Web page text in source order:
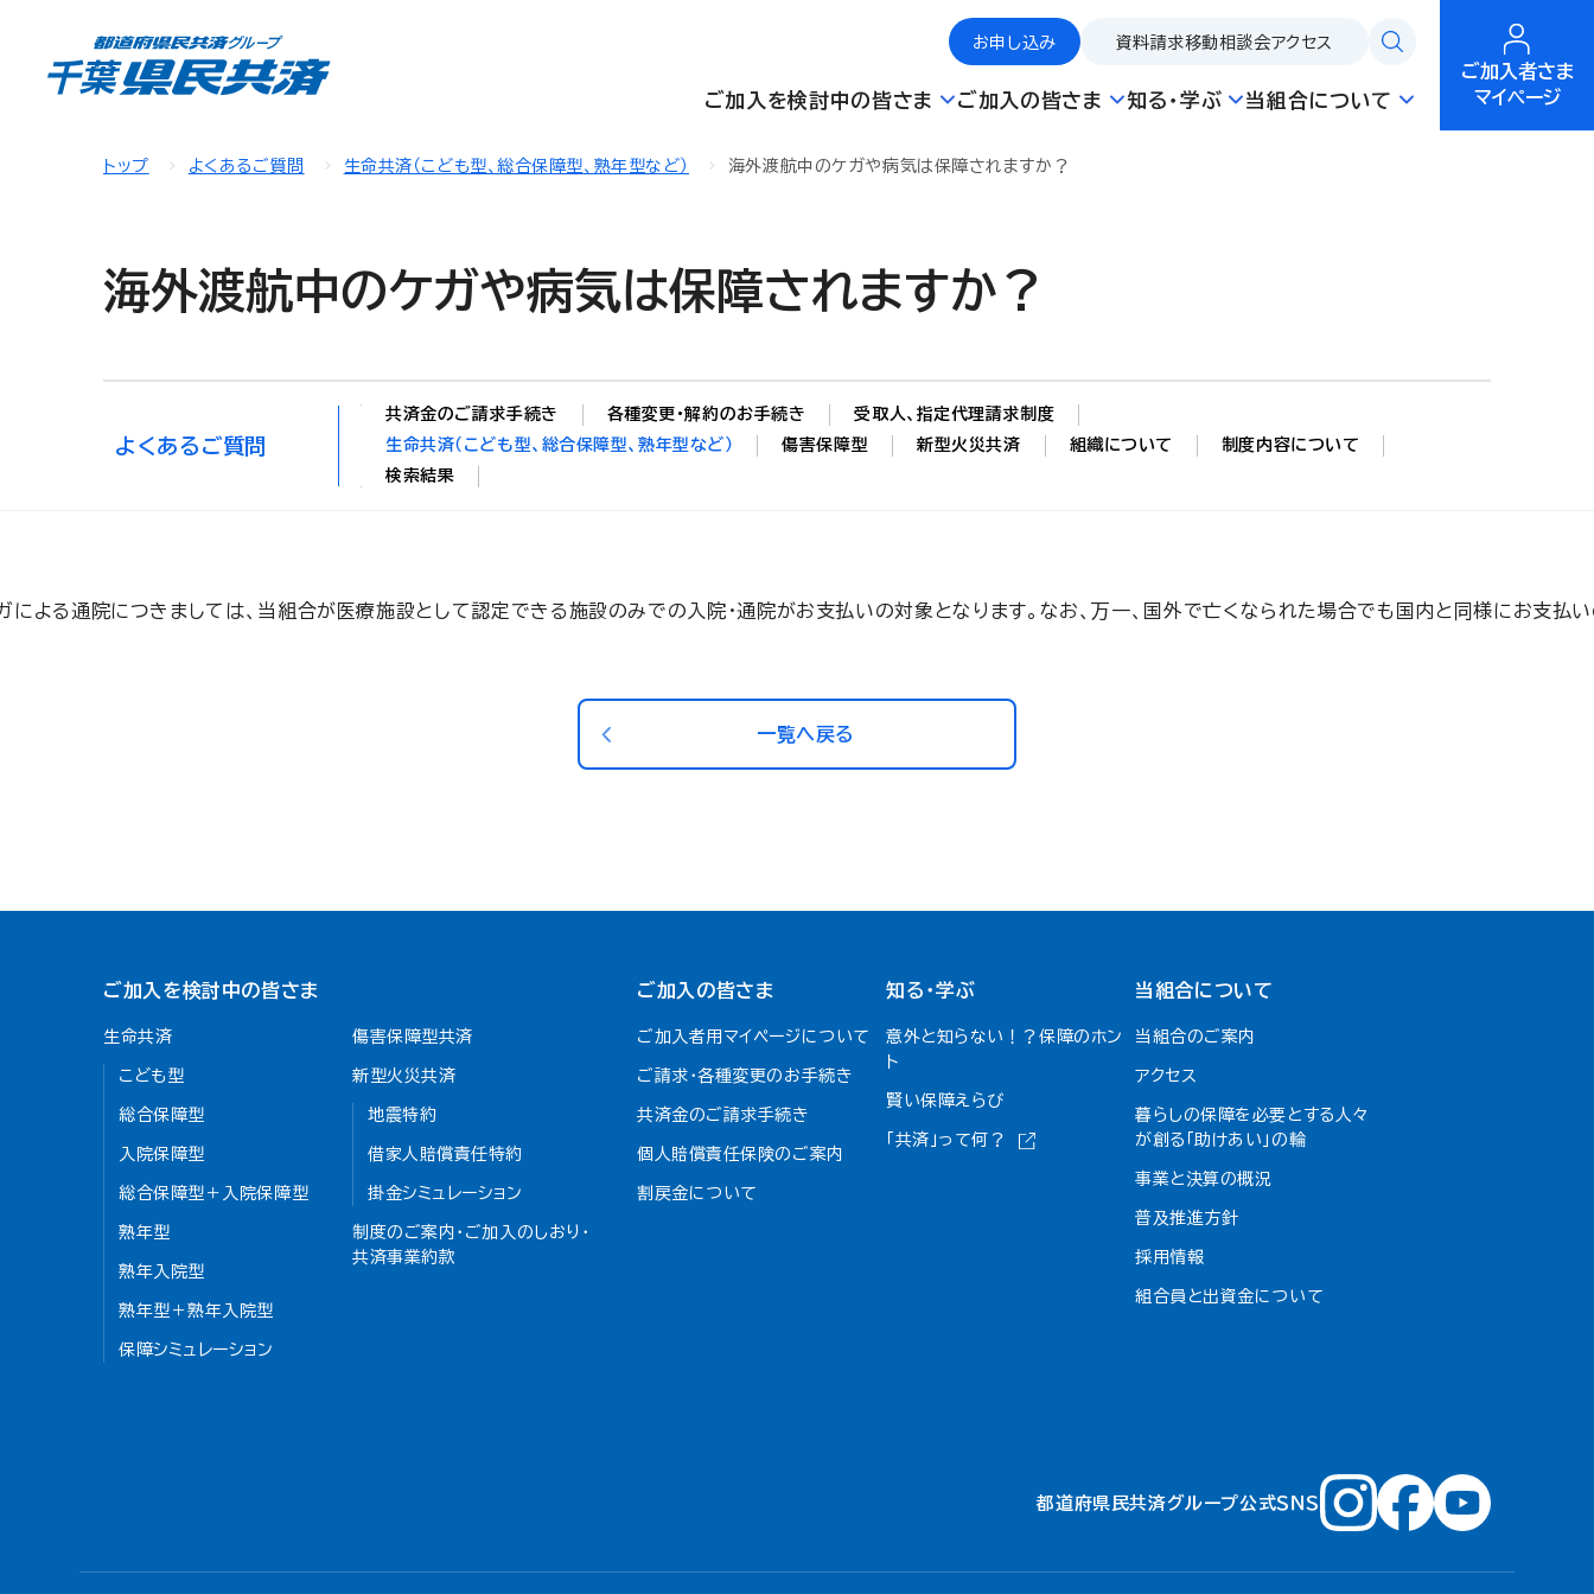
お申し込み 資料請求移動相談会アクセス
ご加入を検討中の皆さま ご加入の皆さま 知る・学ぶ 当組合について
ご加入者さま
マイページ
トップ よくあるご質問 生命共済（こども型、総合保障型、熟年型など） 海外渡航中のケガや病気は保障されますか？
海外渡航中のケガや病気は保障されますか？
よくあるご質問
共済金のご請求手続き 各種変更・解約のお手続き
受取人、指定代理請求制度
生命共済（こども型、総合保障型、熟年型など）
傷害保障型 新型火災共済 組織について
制度内容について
検索結果
による通院につきましては、当組合が医療施設として認定できる施設のみでの入院・通院がお支払いの対象となります。なお、万一、国外で亡くなられた場合でも国内と同様にお支払い
一覧へ戻る
ご加入を検討中の皆さま
生命共済
こども型
総合保障型
入院保障型
総合保障型＋入院保障型
熟年型
熟年入院型
熟年型＋熟年入院型
保障シミュレーション
傷害保障型共済
新型火災共済
地震特約
借家人賠償責任特約
掛金シミュレーション
制度のご案内・ご加入のしおり・
共済事業約款
ご加入の皆さま
ご加入者用マイページについて
ご請求・各種変更のお手続き
共済金のご請求手続き
個人賠償責任保険のご案内
割戻金について​
知る・学ぶ
意外と知らない！？保障のホン
ト
賢い保障えらび
「共済」って何？
当組合について
当組合のご案内
アクセス
暮らしの保障を必要とする人々
が創る「助けあい」の輪
事業と決算の概況
普及推進方針
採用情報
組合員と出資金について
都道府県民共済グループ公式ＳＮＳ